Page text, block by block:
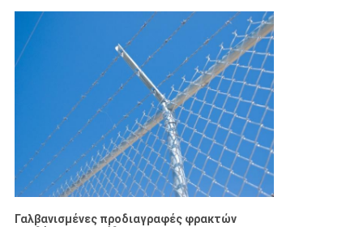
Γαλβανισμένες προδιαγραφές φρακτών